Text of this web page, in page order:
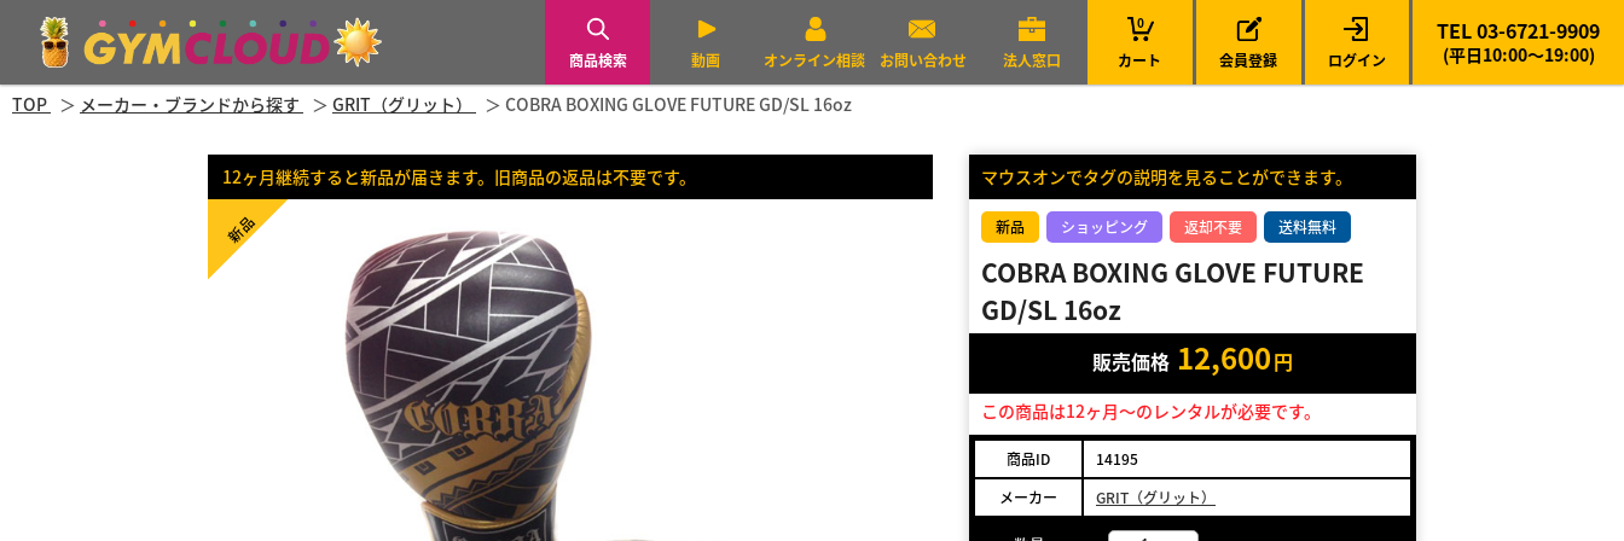
商品検索 動画 オンライン相談 お問い合わせ 法人窓口 カート
0
会員登録 ログイン
TEL 03-6721-9909
(平日10:00～19:00)
TOP メーカー・ブランドから探す GRIT（グリット） COBRA BOXING GLOVE FUTURE GD/SL 16oz
12ヶ月継続すると新品が届きます。旧商品の返品は不要です。
新品
マウスオンでタグの説明を見ることができます。
新品 ショッピング 返却不要 送料無料
COBRA BOXING GLOVE FUTURE
GD/SL 16oz
販売価格 12,600円
この商品は12ヶ月～のレンタルが必要です。
商品ID
14195
メーカー
GRIT（グリット）